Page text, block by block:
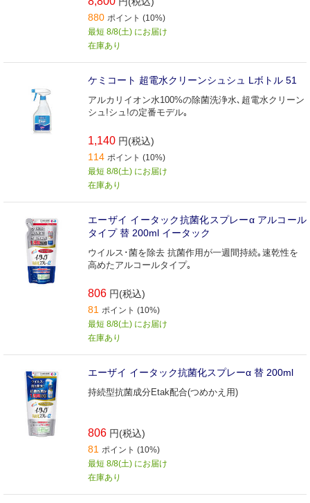
880 ポイント (10%)
最短 8/8(土) にお届け
在庫あり
ケミコート 超電水クリーンシュシュ Lボトル 51
アルカリイオン水100%の除菌洗浄水､超電水クリーン
シュ!シュ!の定番モデル｡
1,140 円(税込)
114 ポイント (10%)
最短 8/8(土) にお届け
在庫あり
エーザイ イータック抗菌化スプレーα アルコール
タイプ 替 200ml イータック
ウイルス･菌を除去 抗菌作用が一週間持続｡速乾性を
高めたアルコールタイプ｡
806 円(税込)
81 ポイント (10%)
最短 8/8(土) にお届け
在庫あり
エーザイ イータック抗菌化スプレーα 替 200ml
持続型抗菌成分Etak配合(つめかえ用)
806 円(税込)
81 ポイント (10%)
最短 8/8(土) にお届け
在庫あり